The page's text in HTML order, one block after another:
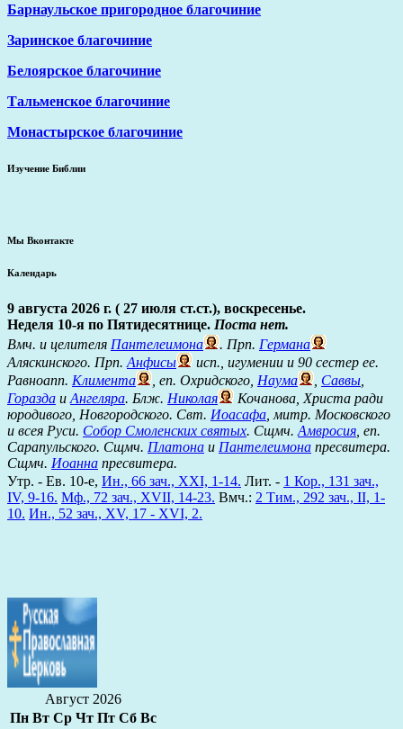
Барнаульское пригородное благочиние
Заринское благочиние
Белоярское благочиние
Тальменское благочиние
Монастырское благочиние
Изучение Библии
Мы Вконтакте
Календарь
9 августа 2026 г. ( 27 июля ст.ст.), воскресенье.
Неделя 10-я по Пятидесятнице. Поста нет.
Вмч. и целителя Пантелеимона . Прп. Германа
Аляскинского. Прп.Анфисы
исп., игумении и 90 сестер ее.
Равноапп. Климента , еп. Охридского, Наума , Саввы,
Горазда иАнгеляра. Блж. Николая
Кочанова, Христа ради
юродивого, Новгородского. Свт. Иоасафа, митр. Московского
и всея Руси. Собор Смоленских святых. Сщмч.Амвросия, еп.
Сарапульского. Сщмч. Платона и Пантелеимона пресвитера.
Сщмч. Иоанна пресвитера.
Утр. - Ев. 10-е, Ин., 66 зач., XXI, 1-14. Лит. - 1 Кор., 131 зач.,
IV, 9-16. Мф., 72 зач., XVII, 14-23. Вмч.: 2 Тим., 292 зач., II, 1-
10. Ин., 52 зач., XV, 17 - XVI, 2.
Август 2026
Пн Вт Ср Чт Пт Сб Вс